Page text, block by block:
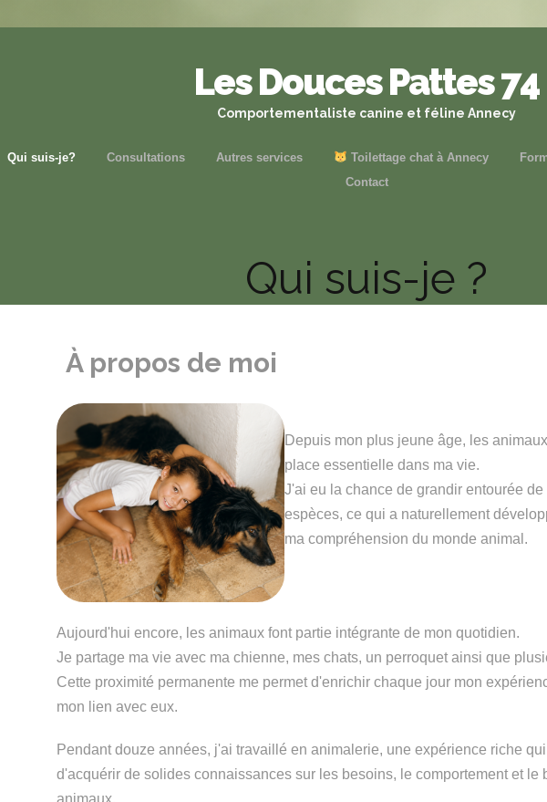
Les Douces Pattes 74
Comportementaliste canine et féline Annecy
Qui suis-je? Consultations Autres services Toilettage chat à Annecy
Contact
Qui suis-je ?
À propos de moi
Depuis mon plus jeune âge, les
place essentielle dans ma vie.
J'ai eu la chance de grandir entourée de
espèces, ce qui a naturellement
ma compréhension du monde animal.
Aujourd'hui encore, les animaux font partie intégrante de mon quotidien.
Je partage ma vie avec ma chienne, mes chats, un perroquet ainsi que
Cette proximité permanente me permet d'enrichir chaque jour mon
mon lien avec eux.
Pendant douze années, j'ai travaillé en animalerie, une expérience riche
d'acquérir de solides connaissances sur les besoins, le comportement et le
animaux.